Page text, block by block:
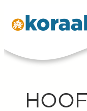
Spring
naar
inhoud